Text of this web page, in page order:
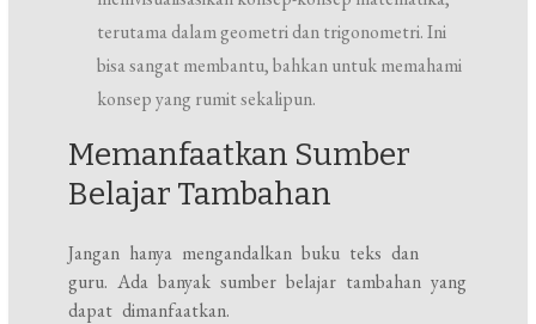
terutama dalam geometri dan trigonometri. Ini
bisa sangat membantu, bahkan untuk memahami
konsep yang rumit sekalipun.
Memanfaatkan Sumber
Belajar Tambahan
Jangan hanya mengandalkan buku teks dan
guru. Ada banyak sumber belajar tambahan yang
dapat dimanfaatkan.